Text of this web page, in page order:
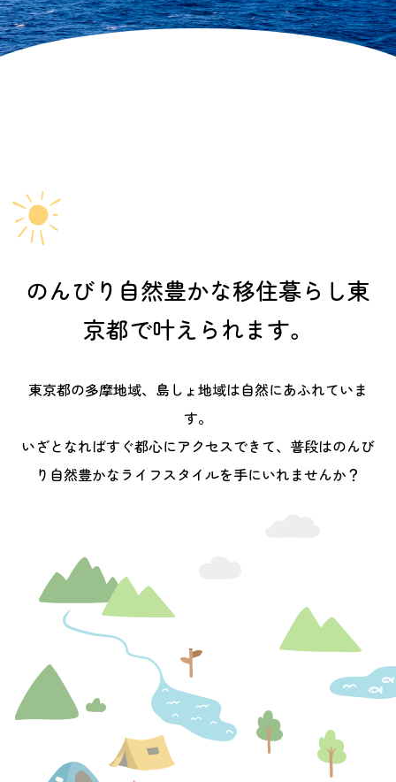
のんびり自然豊かな移住暮らし東
京都で叶えられます。
東京都の多摩地域、島しょ地域は自然にあふれていま
す。
いざとなればすぐ都心にアクセスできて、普段はのんび
り 自然豊かなライフスタイルを手にいれませんか？